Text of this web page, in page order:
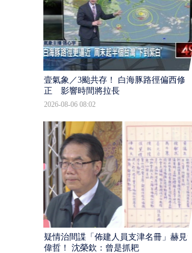
壹氣象／3颱共存！ 白海豚路徑偏西修
正 影響時間將拉長
2026-08-06 08:02
疑情治間諜「佈建人員支津名冊」赫見黃
偉哲！ 沈榮欽：曾是抓耙